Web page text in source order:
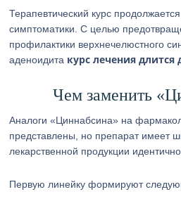
Терапевтический курс
симптоматики. С целью
профилактики верхнечелюстного
аденоидита курс лечения длится
Чем заменить
Аналоги «Циннабсина» на
представлены, но препарат имеет
лекарственной продукции
Первую линейку формируют